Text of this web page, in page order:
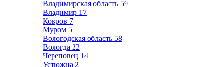
Владимирская область 59
Владимир 17
Ковров 7
Муром 5
Вологодская область 58
Вологда 22
Череповец 14
Устюжна 2